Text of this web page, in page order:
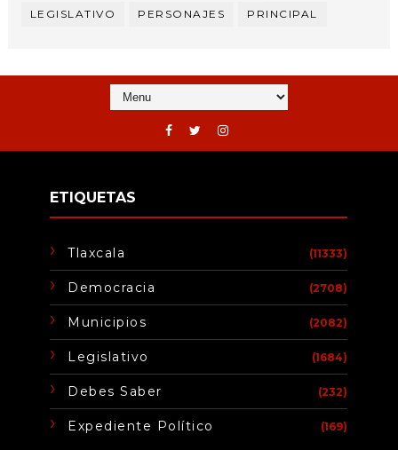
LEGISLATIVO PERSONAJES PRINCIPAL
ETIQUETAS
Tlaxcala (11333)
Democracia (2708)
Municipios (2082)
Legislativo (1684)
Debes Saber (232)
Expediente Político (169)